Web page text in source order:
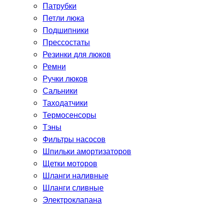
Патрубки
Петли люка
Подшипники
Прессостаты
Резинки для люков
Ремни
Ручки люков
Сальники
Таходатчики
Термосенсоры
Тэны
Фильтры насосов
Шпильки амортизаторов
Щетки моторов
Шланги наливные
Шланги сливные
Электроклапана